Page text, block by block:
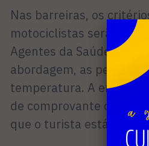
Nas barreiras, os
motociclistas serão
Agentes da Saúde,
abordagem, as pessoas
temperatura. A entrada
de comprovante de
que o turista está